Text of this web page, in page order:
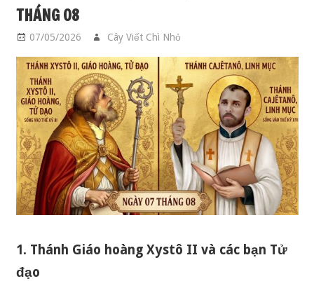
THÁNG 08
07/05/2026 Cây Viết Chì Nhỏ
1. Thánh Giáo hoàng Xystô II và các bạn Tử
đạo